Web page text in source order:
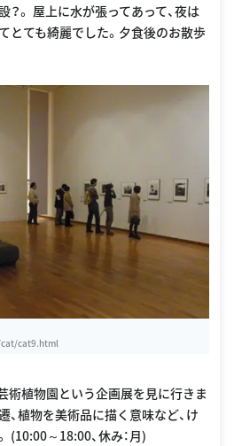
。 屋上に水が張ってあって、夜は
とても綺麗でした。夕食後のお散歩
cat9.html
術植物園という企画展を見に行きま
、植物を美術品に描く意味など、け
(10:00～18:00、休み：月)